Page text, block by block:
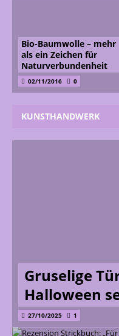
Bio-Baumwolle – mehr
als ein Zeichen für
Naturverbundenheit
02/11/2016 0
KUNSTHANDWERK
Gruselige
Halloween
27/10/2025 1